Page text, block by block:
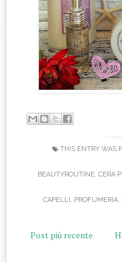
THIS ENTRY WAS
BEAUTYROUTINE CERA
CAPELLI PROFUMERIA
Post più recente